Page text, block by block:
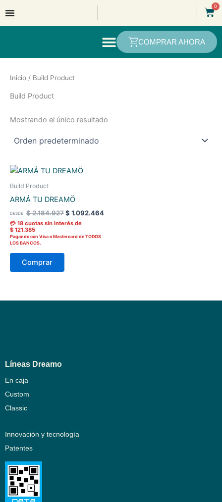
0
COMPRAR AHORA
Inicio / Build Product
Build Product
Mostrando el único resultado
Build Product
ARMÁ TU DREAMÖ
DESDE $2.184.927$ 1.092.464
💳 18 cuotas sin interés de
$ 121.385
Pagando con Visa o Mastercard de TODOS
LOS BANCOS.
Comprar
Este
tiene
variantes.
se
la
Líneas Dreamo
En caja
Custom
Classic
Innovación y tecnología
Patentes